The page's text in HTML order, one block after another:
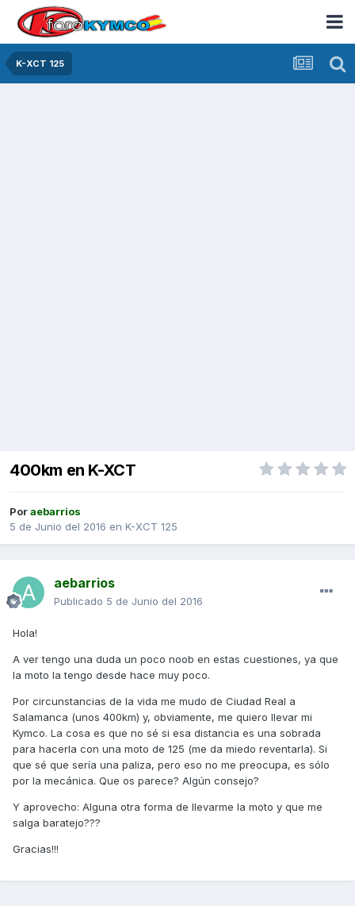
K-XCT 125
400km en K-XCT
Poraebarrios
5 de Junio del 2016 en K-XCT 125
aebarrios
Publicado 5 de Junio del 2016
Hola!
A ver tengo una duda un poco noob en estas cuestiones, ya que
la moto la tengo desde hace muy poco.
Por circunstancias de la vida me mudo de Ciudad Real a
Salamanca (unos 400km) y, obviamente, me quiero llevar mi
Kymco. La cosa es que no sé si esa distancia es una sobrada
para hacerla con una moto de 125 (me da miedo reventarla). Si
que sé que sería una paliza, pero eso no me preocupa, es sólo
por la mecánica. Que os parece? Algún consejo?
Y aprovecho: Alguna otra forma de llevarme la moto y que me
salga baratejo???
Gracias!!!